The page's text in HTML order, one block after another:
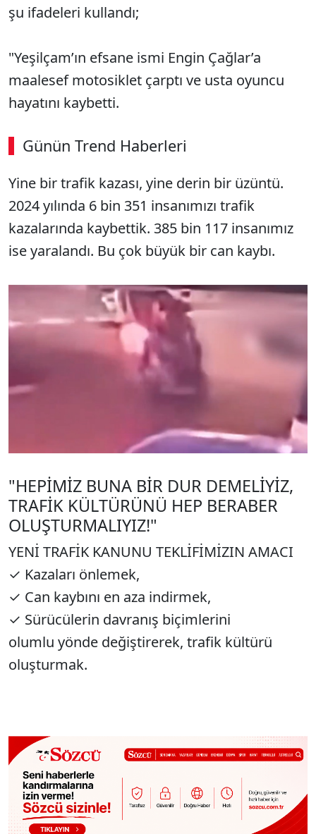
şu ifadeleri kullandı;
"Yeşilçam’ın efsane ismi Engin Çağlar’a
maalesef motosiklet çarptı ve usta oyuncu
hayatını kaybetti.
Günün Trend Haberleri
Yine bir trafik kazası, yine derin bir üzüntü.
2024 yılında 6 bin 351 insanımızı trafik
kazalarında kaybettik. 385 bin 117 insanımız
ise yaralandı. Bu çok büyük bir can kaybı.
"HEPİMİZ BUNA BİR DUR DEMELİYİZ,
TRAFİK KÜLTÜRÜNÜ HEP BERABER
OLUŞTURMALIYIZ!"
YENİ TRAFİK KANUNU TEKLİFİMİZIN AMACI
✓ Kazaları önlemek,
✓ Can kaybını en aza indirmek,
✓ Sürücülerin davranış biçimlerini
olumlu yönde değiştirerek, trafik kültürü
oluşturmak.